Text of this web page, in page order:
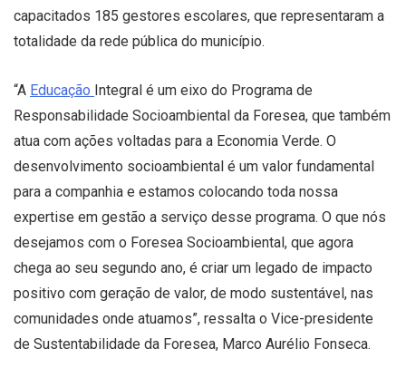
capacitados 185 gestores escolares, que representaram a
totalidade da rede pública do município.
“A Educação Integral é um eixo do Programa de
Responsabilidade Socioambiental da Foresea, que também
atua com ações voltadas para a Economia Verde. O
desenvolvimento socioambiental é um valor fundamental
para a companhia e estamos colocando toda nossa
expertise em gestão a serviço desse programa. O que nós
desejamos com o Foresea Socioambiental, que agora
chega ao seu segundo ano, é criar um legado de impacto
positivo com geração de valor, de modo sustentável, nas
comunidades onde atuamos”, ressalta o Vice-presidente
de Sustentabilidade da Foresea, Marco Aurélio Fonseca.